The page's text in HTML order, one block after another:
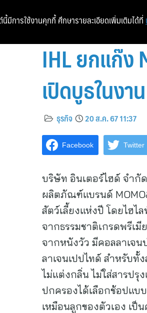
IHL ยกแก๊ง
เปิดบูธในง
ธุรกิจ 20 ส.ค. 67 11:37
Facebook Twitter
บริษัท อินเตอร์ไฮด์ จำกั
ผลิตภัณฑ์แบรนด์
สัตว์เลี้ยงแห่งปี โดยไฮ
จากธรรมชาติเกรดพรีเ
จากหนังวัว มีคอลลาเจ
ลาเจนเปปไทด์ สำหรับทั้
ไม่แต่งกลิ่น ไม่ใส่สารปรุ
ปกครองได้เลือกช้อปแบ
เหมือนลูกของตัวเอง เ
นี้มีการใช้งานคุกกี้ ศึกษารายละเอียดเพิ่มเติมได้ที่